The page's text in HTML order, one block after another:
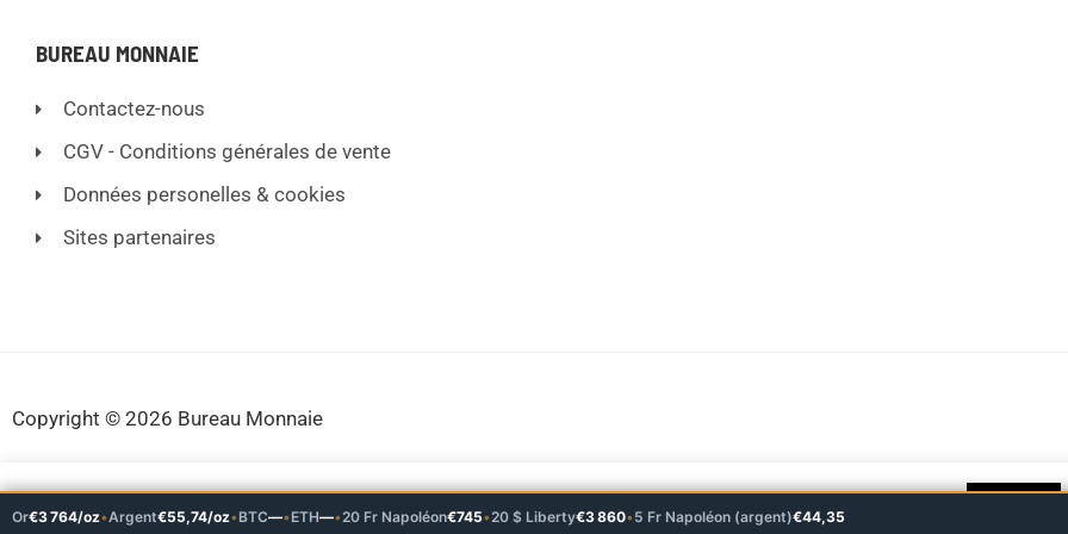
BUREAU MONNAIE
Contactez-nous
CGV - Conditions générales de vente
Données personelles & cookies
Sites partenaires
Or€3 764/oz•Argent€55,74/oz• BTC—• ETH—•20 Fr Napoléon€745•20 $ Liberty€3 860• 5 Fr Napoléon (argent)€44,35
Copyright © 2026 Bureau Monnaie
En poursuivant votre visite sur notre site, vous acceptez l'utilisation de cookies.